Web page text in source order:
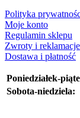
Polityka
Moje konto
Regulamin sklepu
Zwroty i reklamacje
Dostawa i płatność
Poniedziałek-
Sobota-niedziela: